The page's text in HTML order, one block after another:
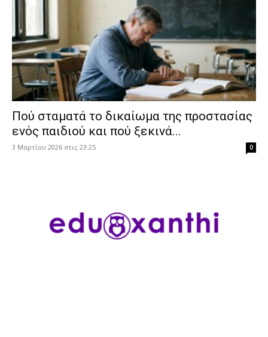
Πού σταματά το δικαίωμα της προστασίας
ενός παιδιού και πού ξεκινά...
3 Μαρτίου 2026 στις 23:25 0